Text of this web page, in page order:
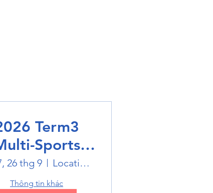
Term3
Sports
Sports
trails
26 thg 9 Location is on the Poster
Thông tin khác